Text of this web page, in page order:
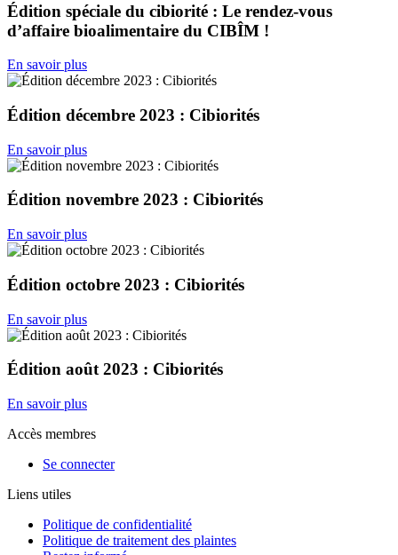
Édition spéciale du cibiorité : Le rendez-vous
d’affaire bioalimentaire du CIBÎM !
En savoir plus
Édition décembre 2023 : Cibiorités
En savoir plus
Édition novembre 2023 : Cibiorités
En savoir plus
Édition octobre 2023 : Cibiorités
En savoir plus
Édition août 2023 : Cibiorités
En savoir plus
Accès membres
Se connecter
Liens utiles
Politique de confidentialité
Politique de traitement des plaintes